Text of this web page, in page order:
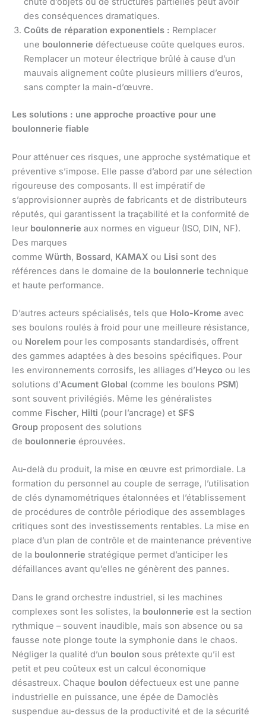
des conséquences dramatiques.
Coûts de réparation exponentiels : Remplacer
une boulonnerie défectueuse coûte quelques euros.
Remplacer un moteur électrique brûlé à cause d’un
mauvais alignement coûte plusieurs milliers d’euros,
sans compter la main-d’œuvre.
Les solutions : une approche proactive pour une
boulonnerie fiable
Pour atténuer ces risques, une approche systématique et
préventive s’impose. Elle passe d’abord par une sélection
rigoureuse des composants. Il est impératif de
s’approvisionner auprès de fabricants et de distributeurs
réputés, qui garantissent la traçabilité et la conformité de
leur boulonnerie aux normes en vigueur (ISO, DIN, NF).
Des marques
comme Würth, Bossard, KAMAX ou Lisi sont des
références dans le domaine de la boulonnerie technique
et haute performance.
D’autres acteurs spécialisés, tels que Holo-Krome avec
ses boulons roulés à froid pour une meilleure résistance,
ou Norelem pour les composants standardisés, offrent
des gammes adaptées à des besoins spécifiques. Pour
les environnements corrosifs, les alliages d’Heyco ou les
solutions d’Acument Global (comme les boulons PSM)
sont souvent privilégiés. Même les généralistes
comme Fischer, Hilti (pour l’ancrage) et SFS
Group proposent des solutions
de boulonnerie éprouvées.
Au-delà du produit, la mise en œuvre est primordiale. La
formation du personnel au couple de serrage, l’utilisation
de clés dynamométriques étalonnées et l’établissement
de procédures de contrôle périodique des assemblages
critiques sont des investissements rentables. La mise en
place d’un plan de contrôle et de maintenance préventive
de la boulonnerie stratégique permet d’anticiper les
défaillances avant qu’elles ne génèrent des pannes.
Dans le grand orchestre industriel, si les machines
complexes sont les solistes, la boulonnerie est la section
rythmique – souvent inaudible, mais son absence ou sa
fausse note plonge toute la symphonie dans le chaos.
Négliger la qualité d’un boulon sous prétexte qu’il est
petit et peu coûteux est un calcul économique
désastreux. Chaque boulon défectueux est une panne
industrielle en puissance, une épée de Damoclès
suspendue au-dessus de la productivité et de la sécurité